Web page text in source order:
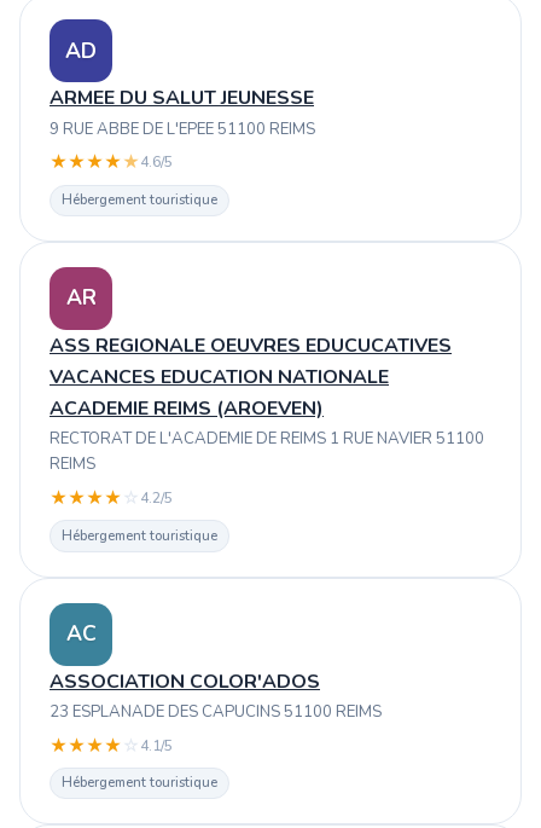
AD
ARMEE DU SALUT JEUNESSE
9 RUE ABBE DE L'EPEE 51100 REIMS
★★★★★4.6/5
Hébergement touristique
AR
ASS REGIONALE OEUVRES EDUCUCATIVES
VACANCES EDUCATION NATIONALE
ACADEMIE REIMS (AROEVEN)
RECTORAT DE L'ACADEMIE DE REIMS 1 RUE NAVIER 51100
REIMS
★★★★ ☆ 4.2/5
Hébergement touristique
AC
ASSOCIATION COLOR'ADOS
23 ESPLANADE DES CAPUCINS 51100 REIMS
★★★★ ☆ 4.1/5
Hébergement touristique